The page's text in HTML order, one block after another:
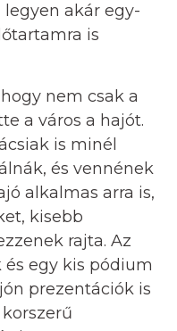
akár egy-
is
nem csak a
a város a hajót.
is minél
és vennének
alkalmas arra is,
kisebb
rajta. Az
egy kis pódium
prezentációk is